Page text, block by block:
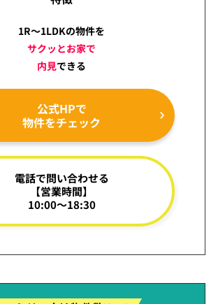
1R～1LDKの物件を
サクッとお家で
内見できる
公式HPで
物件をチェック
電話で問い合わせる
【営業時間】
10:00～18:30